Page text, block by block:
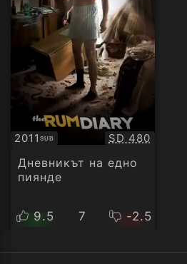
2011SUB
Субтитри Качество:
SD 480
Дневникът на едно
пиянде
9.5 7 -2.5